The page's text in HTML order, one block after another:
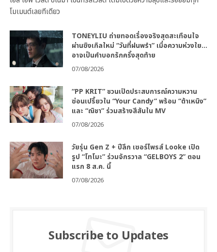
โมเมนต์เลยทีเดียว
TONEYLIU ถ่ายทอดเรื่องจริงสุดสะเทือนใจ
ผ่านซิงเกิลใหม่ “วันที่ฝนพรำ” เมื่อความห่วงใย…
อาจเป็นคำบอกรักครั้งสุดท้าย
07/08/2026
“PP KRIT” ชวนเปิดประสบการณ์ความหวาน
ซ่อนเปรี้ยวใน “Your Candy” พร้อม “ต้าเหนิง”
และ “ณิชา” ร่วมสร้างสีสันใน MV
07/08/2026
วัยรุ่น Gen Z + ปีลึก เซอร์ไพรส์ Looke เปิด
รูป “โทโมะ” ร่วมจักรวาล “GELBOYS 2” ตอน
แรก 8 ส.ค. นี้
07/08/2026
Subscribe to Updates